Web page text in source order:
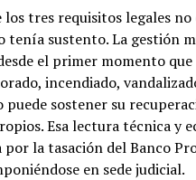
los tres requisitos legales
tenía sustento. La gestión
el primer momento
incendiado,
puede sostener su
Esa lectura técnica y
por la tasación del Banco
en sede judicial.